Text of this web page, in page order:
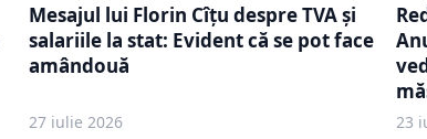
Mesajul lui Florin Cîțu despre TVA și
salariile la stat: Evident că se pot face
amândouă
27 iulie 2026 23